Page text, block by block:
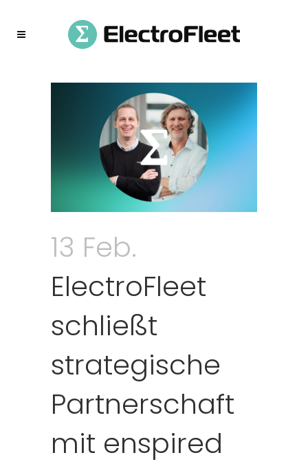
13 Feb.
ElectroFleet
schließt
strategische
Partnerschaft
mit enspired